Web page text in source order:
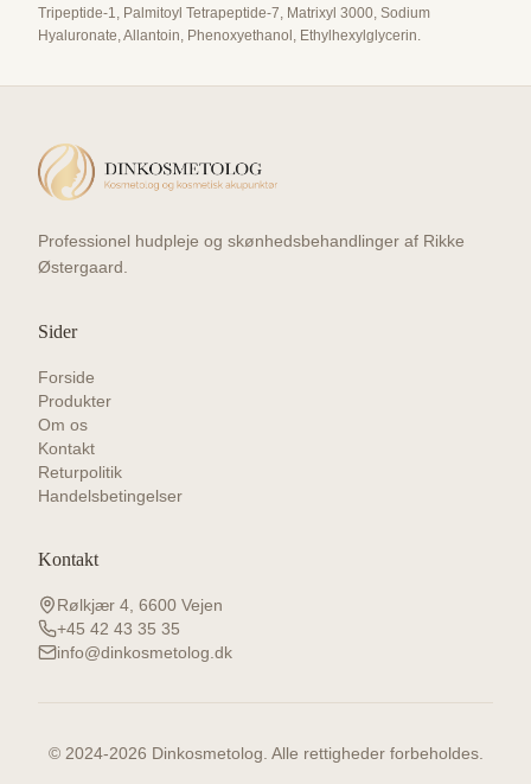
Tripeptide-1, Palmitoyl Tetrapeptide-7, Matrixyl 3000, Sodium
Hyaluronate, Allantoin, Phenoxyethanol, Ethylhexylglycerin.
Professionel hudpleje og skønhedsbehandlinger af Rikke
Østergaard.
Sider
Forside
Produkter
Om os
Kontakt
Returpolitik
Handelsbetingelser
Kontakt
Rølkjær 4, 6600 Vejen
+45 42 43 35 35
info@dinkosmetolog.dk
© 2024-2026 Dinkosmetolog. Alle rettigheder forbeholdes.